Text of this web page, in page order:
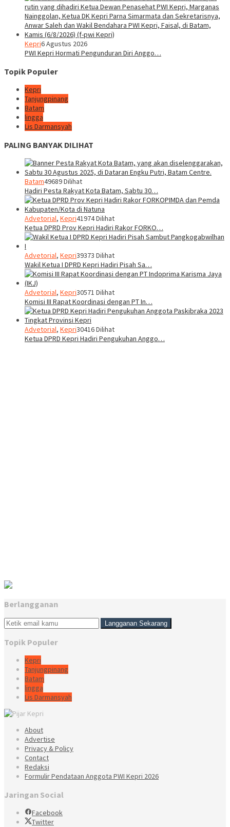
Kepri6 Agustus 2026
PWI Kepri Hormati Pengunduran Diri Anggo…
Topik Populer
Kepri
Tanjungpinang
Batam
lingga
Lis Darmansyah
PALING BANYAK DILIHAT
Batam49689 Dilihat
Hadiri Pesta Rakyat Kota Batam, Sabtu 30…
Advetorial, Kepri41974 Dilihat
Ketua DPRD Prov Kepri Hadiri Rakor FORKO…
Advetorial, Kepri39373 Dilihat
Wakil Ketua I DPRD Kepri Hadiri Pisah Sa…
Advetorial, Kepri30571 Dilihat
Komisi III Rapat Koordinasi dengan PT In…
Advetorial, Kepri30416 Dilihat
Ketua DPRD Kepri Hadiri Pengukuhan Anggo…
Berlangganan
Topik Populer
Kepri
Tanjungpinang
Batam
lingga
Lis Darmansyah
About
Advertise
Privacy & Policy
Contact
Redaksi
Formulir Pendataan Anggota PWI Kepri 2026
Jaringan Social
Facebook
Twitter